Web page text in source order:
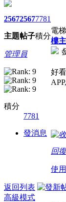
2567
主題
2567
帖子
7781
積分
管理員
積分
7781
發消息
電
樓主
而
好
APP,
回復
使
返回列表
高級模式